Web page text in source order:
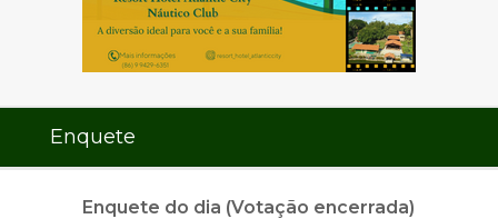
Enquete
Enquete do dia (Votação encerrada)